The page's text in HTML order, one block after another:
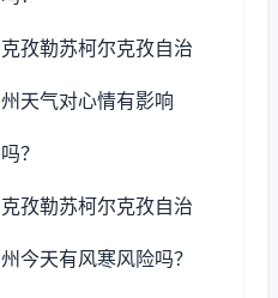
克孜勒苏柯尔克孜自治
州天气对心情有影响
吗？
克孜勒苏柯尔克孜自治
州今天有风寒风险吗？